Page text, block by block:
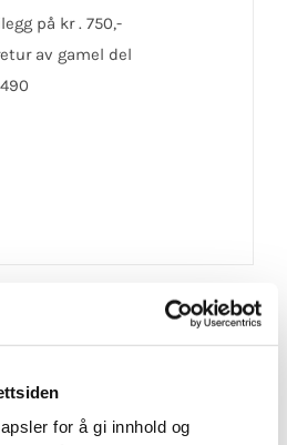
for å gi innhold og
på kr . 750,-
av gamel del